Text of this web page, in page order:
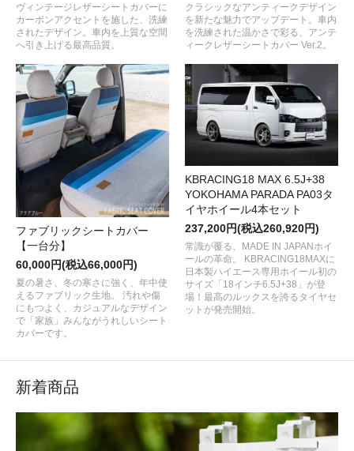
ヴィンテージレザーシートカバーに
カーボンアクセントを施した、洗練
されたデザイン。車内を上質な空間
へ引き上げる最高品質。
クラシックなアンティークデザイン
を新たな魅力でアップデート。車内
を洗練された温かさで彩る、アンテ
ィークレザーシートカバー Ver.2。
ファブリックシートカバー
【一台分】
60,000円(税込66,000円)
夏の暑さ、冬の寒さに強く、年中使
えるファブリック生地。 汚れや傷
にもつよく、カジュアルなデザイン
で「家族」みんながうれしいシート
カバーです。
KBRACING18 MAX 6.5J+38
YOKOHAMA PARADA PA03タ
イヤホイール4本セット
237,200円(税込260,920円)
常識が覆る、MADE IN JAPANホイ
ールの革命。 KBRACING18MAXに
日本製ハイエース専用ホイール初の
サイズ「18インチ6.5J+38」が登
場！最高のルックスを誇るタイヤセ
ットが発売開始。
新着商品